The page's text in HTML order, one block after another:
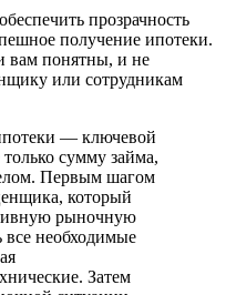
прозрачность
получение ипотеки.
вам понятны, и не
или сотрудникам
— ключевой
сумму займа,
Первым шагом
который
рыночную
все необходимые
Затем